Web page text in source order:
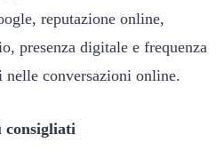
reputazione online,
presenza digitale e frequenza
conversazioni online.
consigliati